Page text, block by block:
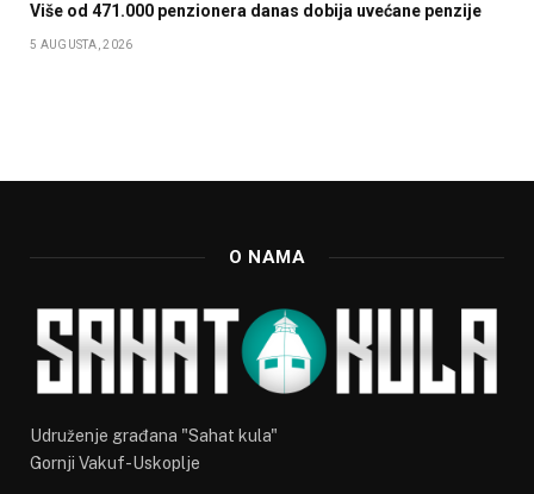
Više od 471.000 penzionera danas dobija uvećane penzije
5 AUGUSTA, 2026
O NAMA
Udruženje građana "Sahat kula"
Gornji Vakuf-Uskoplje